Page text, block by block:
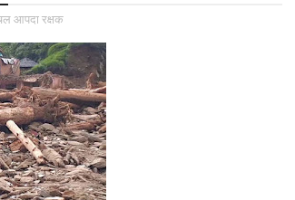
आपदा रक्षक